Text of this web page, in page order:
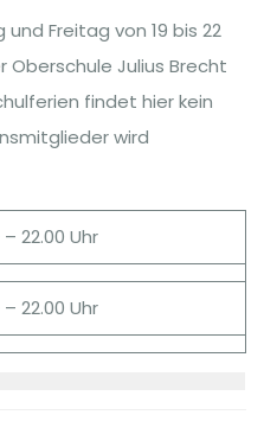
Freitag von 19 bis 22
Oberschule Julius Brecht
findet hier kein
wird
– 22.00 Uhr
– 22.00 Uhr